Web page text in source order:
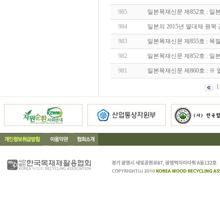
985 일본목재신문 제852호 : 일
984 일본의 2015년 열대재 원
983 일본목재신문 제855호 : 목
982 일본목재신문 제852호 : 일
981 일본목재신문 제860호 : ※
1